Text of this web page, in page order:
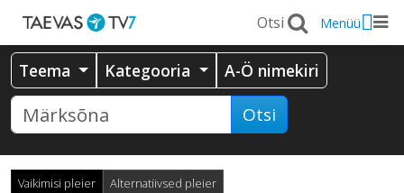
Menüü
Teema Kategooria A-Ö nimekiri
Otsi
Vaikimisi pleier Alternatiivsed pleier